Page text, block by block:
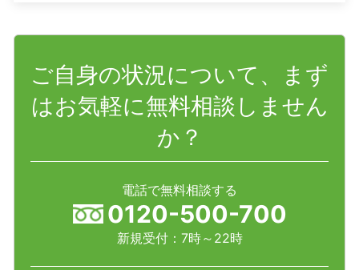
ご自身の状況について、まず
はお気軽に無料相談しません
か？
電話で無料相談する
0120-500-700
新規受付：7時～22時